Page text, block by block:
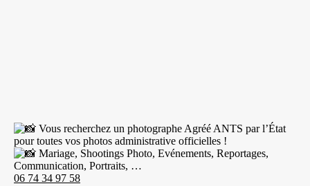
Vous recherchez un photographe Agréé ANTS par l’État
pour toutes vos photos administrative officielles !
Mariage, Shootings Photo, Evénements, Reportages,
Communication, Portraits, …
06 74 34 97 58